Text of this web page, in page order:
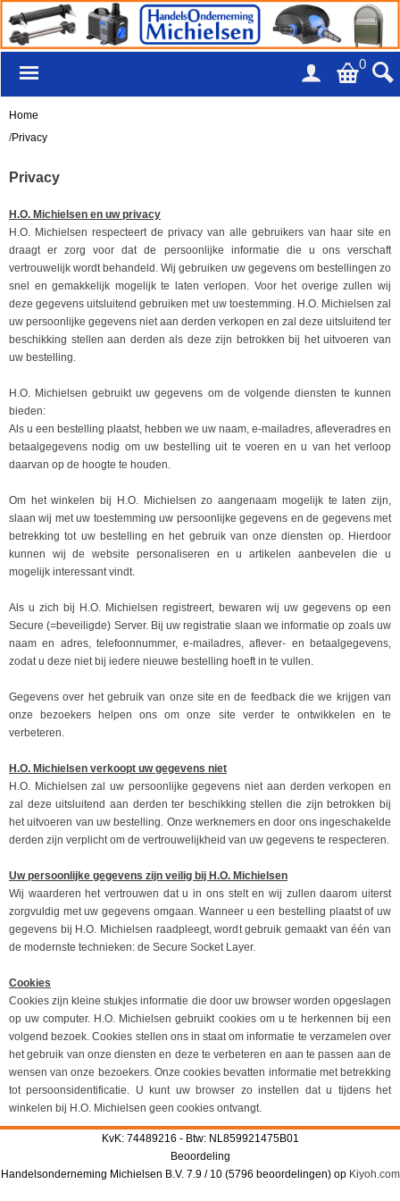
0
Home
/Privacy
Privacy
H.O. Michielsen en uw privacy
H.O. Michielsen respecteert de privacy van alle gebruikers van haar site en
draagt er zorg voor dat de persoonlijke informatie die u ons verschaft
vertrouwelijk wordt behandeld. Wij gebruiken uw gegevens om bestellingen zo
snel en gemakkelijk mogelijk te laten verlopen. Voor het overige zullen wij
deze gegevens uitsluitend gebruiken met uw toestemming. H.O. Michielsen zal
uw persoonlijke gegevens niet aan derden verkopen en zal deze uitsluitend ter
beschikking stellen aan derden als deze zijn betrokken bij het uitvoeren van
uw bestelling.
H.O. Michielsen gebruikt uw gegevens om de volgende diensten te kunnen
bieden:
Als u een bestelling plaatst, hebben we uw naam, e-mailadres, afleveradres en
betaalgegevens nodig om uw bestelling uit te voeren en u van het verloop
daarvan op de hoogte te houden.
Om het winkelen bij H.O. Michielsen zo aangenaam mogelijk te laten zijn,
slaan wij met uw toestemming uw persoonlijke gegevens en de gegevens met
betrekking tot uw bestelling en het gebruik van onze diensten op. Hierdoor
kunnen wij de website personaliseren en u artikelen aanbevelen die u
mogelijk interessant vindt.
Als u zich bij H.O. Michielsen registreert, bewaren wij uw gegevens op een
Secure (=beveiligde) Server. Bij uw registratie slaan we informatie op zoals uw
naam en adres, telefoonnummer, e-mailadres, aflever- en betaalgegevens,
zodat u deze niet bij iedere nieuwe bestelling hoeft in te vullen.
Gegevens over het gebruik van onze site en de feedback die we krijgen van
onze bezoekers helpen ons om onze site verder te ontwikkelen en te
verbeteren.
H.O. Michielsen verkoopt uw gegevens niet
H.O. Michielsen zal uw persoonlijke gegevens niet aan derden verkopen en
zal deze uitsluitend aan derden ter beschikking stellen die zijn betrokken bij
het uitvoeren van uw bestelling. Onze werknemers en door ons ingeschakelde
derden zijn verplicht om de vertrouwelijkheid van uw gegevens te respecteren.
Uw persoonlijke gegevens zijn veilig bij H.O. Michielsen
Wij waarderen het vertrouwen dat u in ons stelt en wij zullen daarom uiterst
zorgvuldig met uw gegevens omgaan. Wanneer u een bestelling plaatst of uw
gegevens bij H.O. Michielsen raadpleegt, wordt gebruik gemaakt van één van
de modernste technieken: de Secure Socket Layer.
Cookies
Cookies zijn kleine stukjes informatie die door uw browser worden opgeslagen
op uw computer. H.O. Michielsen gebruikt cookies om u te herkennen bij een
volgend bezoek. Cookies stellen ons in staat om informatie te verzamelen over
het gebruik van onze diensten en deze te verbeteren en aan te passen aan de
wensen van onze bezoekers. Onze cookies bevatten informatie met betrekking
tot persoonsidentificatie. U kunt uw browser zo instellen dat u tijdens het
winkelen bij H.O. Michielsen geen cookies ontvangt.
KvK: 74489216 - Btw: NL859921475B01
Beoordeling
Handelsonderneming Michielsen B.V. 7.9/ 10(5796 beoordelingen) op Kiyoh.com